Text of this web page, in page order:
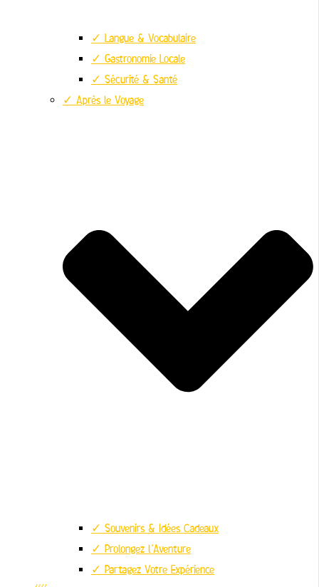
✓ Langue & Vocabulaire
✓ Gastronomie Locale
✓ Sécurité & Santé
✓ Après le Voyage
✓ Souvenirs & Idées Cadeaux
✓ Prolongez l’Aventure
✓ Partagez Votre Expérience